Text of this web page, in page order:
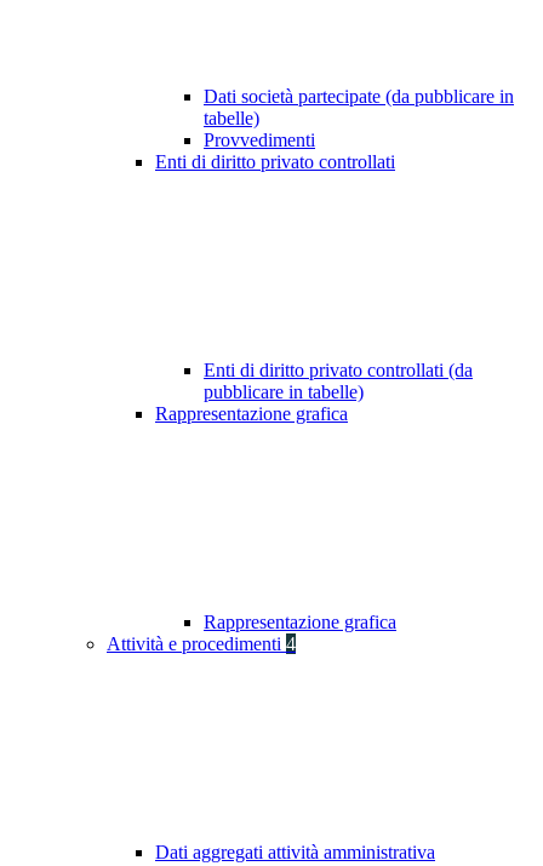
Dati società partecipate (da pubblicare in
tabelle)
Provvedimenti
Enti di diritto privato controllati
Enti di diritto privato controllati (da
pubblicare in tabelle)
Rappresentazione grafica
Rappresentazione grafica
Attività e procedimenti 4
Dati aggregati attività amministrativa